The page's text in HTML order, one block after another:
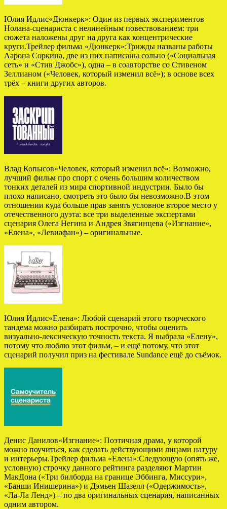
Юлия Идлис«Дюнкерк»: Один из первых экспериментов
Нолана-сценариста с нелинейным повествованием: три
сюжета наложены друг на друга как концентрические
круги.Трейлер фильма «Дюнкерк»:Трижды названы работы
Аарона Соркина, две из них написаны сольно («Социальная
сеть» и «Стив Джобс»), одна – в соавторстве со Стивеном
Зеллианом («Человек, который изменил всё»); в основе всех
трёх – книги других авторов.
Влад Копысов«Человек, который изменил всё»: Возможно,
лучший фильм про спорт с очень большим количеством
тонких деталей из мира спортивной индустрии. Было бы
плохо написано, смотреть это было бы невозможно.В этом
отношении куда больше прав занять условное второе место у
отечественного дуэта: все три выделенные экспертами
сценария Олега Негина и Андрея Звягинцева («Изгнание»,
«Елена», «Левиафан») – оригинальные.
Юлия Идлис«Елена»: Любой сценарий этого творческого
тандема можно разбирать построчно, чтобы оценить
визуально-лексическую точность текста. Я выбрала «Елену»,
потому что люблю этот фильм, – и ещё потому, что этот
сценарий получил приз на фестивале Sundance ещё до съёмок.
Денис Данилов«Изгнание»: Поэтичная драма, у которой
можно поучиться, как сделать действующими лицами натуру
и интерьеры.Трейлер фильма «Елена»:Следующую (опять же,
условную) строчку данного рейтинга разделяют Мартин
МакДона («Три билборда на границе Эббинга, Миссури»,
«Банши Инишерина») и Дэмьен Шазелл («Одержимость»,
«Ла-Ла Ленд») – по два оригинальных сценария, написанных
одним автором.